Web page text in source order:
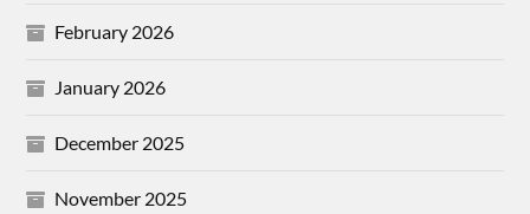
February 2026
January 2026
December 2025
November 2025